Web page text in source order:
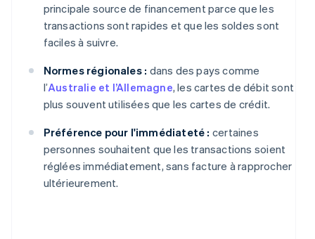
principale source de financement parce que les
transactions sont rapides et que les soldes sont
faciles à suivre.
Normes régionales : dans des pays comme
l’Australie et l’Allemagne, les cartes de débit sont
plus souvent utilisées que les cartes de crédit.
Préférence pour l'immédiateté : certaines
personnes souhaitent que les transactions soient
réglées immédiatement, sans facture à rapprocher
ultérieurement.